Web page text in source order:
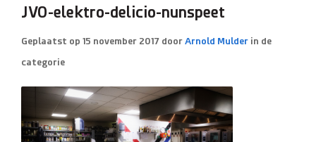
Beveiliging
Verlichting
Brandmeldsystemen
Domotica
Inspectie en onderhoud
JVO-elektro-delicio-nunspeet
Geplaatst op 15 november 2017 doorArnold Mulder in de
categorie